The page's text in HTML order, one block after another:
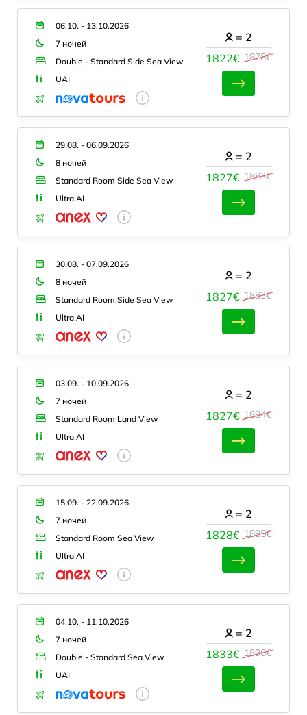
06.10. - 13.10.2026
7 ночей
Double - Standard Side Sea View
UAI
1822€ 1878€
= 2
29.08. - 06.09.2026
8 ночей
Standard Room Side Sea View
Ultra AI
1827€ 1883€
= 2
30.08. - 07.09.2026
8 ночей
Standard Room Side Sea View
Ultra AI
1827€ 1883€
= 2
03.09. - 10.09.2026
7 ночей
Standard Room Land View
Ultra AI
1827€ 1884€
= 2
15.09. - 22.09.2026
7 ночей
Standard Room Sea View
Ultra AI
1828€ 1885€
= 2
04.10. - 11.10.2026
7 ночей
Double - Standard Sea View
UAI
1833€ 1890€
= 2